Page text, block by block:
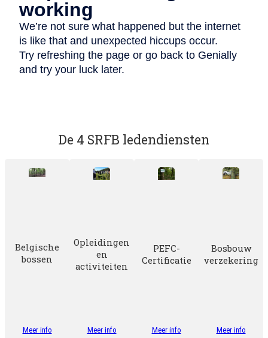
De 4 SRFB ledendiensten
Belgische
bossen
Meer info
Opleidingen
en
activiteiten
Meer info
PEFC-
Certificatie
Meer info
Bosbouw
verzekering
Meer info